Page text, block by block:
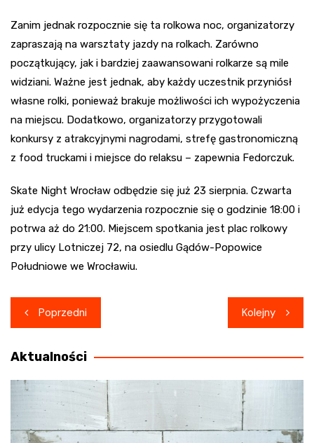
Zanim jednak rozpocznie się ta rolkowa noc, organizatorzy
zapraszają na warsztaty jazdy na rolkach. Zarówno
początkujący, jak i bardziej zaawansowani rolkarze są mile
widziani. Ważne jest jednak, aby każdy uczestnik przyniósł
własne rolki, ponieważ brakuje możliwości ich wypożyczenia
na miejscu. Dodatkowo, organizatorzy przygotowali
konkursy z atrakcyjnymi nagrodami, strefę gastronomiczną
z food truckami i miejsce do relaksu – zapewnia Fedorczuk.
Skate Night Wrocław odbędzie się już 23 sierpnia. Czwarta
już edycja tego wydarzenia rozpocznie się o godzinie 18:00 i
potrwa aż do 21:00. Miejscem spotkania jest plac rolkowy
przy ulicy Lotniczej 72, na osiedlu Gądów-Popowice
Południowe we Wrocławiu.
Nawigacja
wpisu
Poprzedni Kolejny
Aktualności